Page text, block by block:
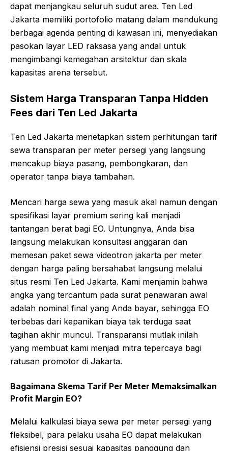
dapat menjangkau seluruh sudut area. Ten Led
Jakarta memiliki portofolio matang dalam mendukung
berbagai agenda penting di kawasan ini, menyediakan
pasokan layar LED raksasa yang andal untuk
mengimbangi kemegahan arsitektur dan skala
kapasitas arena tersebut.
Sistem Harga Transparan Tanpa Hidden
Fees dari Ten Led Jakarta
Ten Led Jakarta menetapkan sistem perhitungan tarif
sewa transparan per meter persegi yang langsung
mencakup biaya pasang, pembongkaran, dan
operator tanpa biaya tambahan.
Mencari harga sewa yang masuk akal namun dengan
spesifikasi layar premium sering kali menjadi
tantangan berat bagi EO. Untungnya, Anda bisa
langsung melakukan konsultasi anggaran dan
memesan paket sewa videotron jakarta per meter
dengan harga paling bersahabat langsung melalui
situs resmi Ten Led Jakarta. Kami menjamin bahwa
angka yang tercantum pada surat penawaran awal
adalah nominal final yang Anda bayar, sehingga EO
terbebas dari kepanikan biaya tak terduga saat
tagihan akhir muncul. Transparansi mutlak inilah
yang membuat kami menjadi mitra tepercaya bagi
ratusan promotor di Jakarta.
Bagaimana Skema Tarif Per Meter Memaksimalkan
Profit Margin EO?
Melalui kalkulasi biaya sewa per meter persegi yang
fleksibel, para pelaku usaha EO dapat melakukan
efisiensi presisi sesuai kapasitas panggung dan